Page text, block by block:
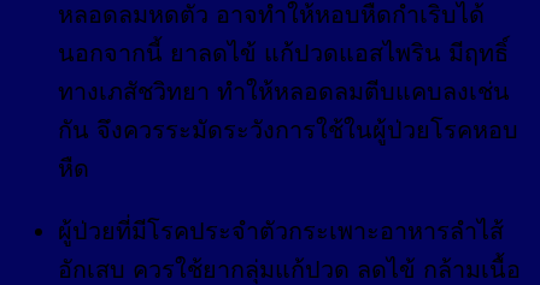
หลอดลมหดตัว อาจทำให้หอบหืดกำเริบได้
นอกจากนี้ ยาลดไข้ แก้ปวดแอสไพริน มีฤทธิ์
ทางเภสัชวิทยา ทำให้หลอดลมตีบแคบลงเช่น
กัน จึงควรระมัดระวังการใช้ในผู้ป่วยโรคหอบ
หืด
ผู้ป่วยที่มีโรคประจำตัวกระเพาะอาหารลำไส้
อักเสบ ควรใช้ยากลุ่มแก้ปวด ลดไข้ กล้ามเนื้อ